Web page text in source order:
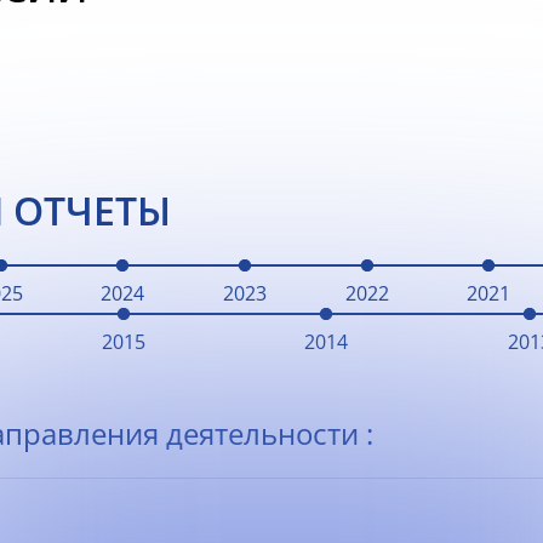
2024 2023 2022
2021
2015
2014
деятельности :